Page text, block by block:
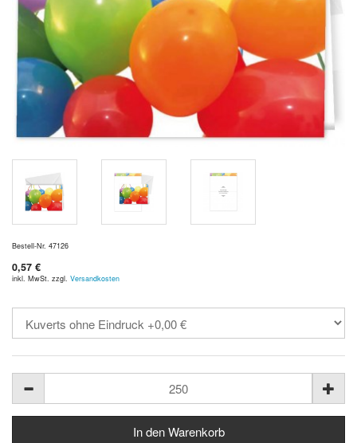
Bestell-Nr. 47126
0,57 €
inkl. MwSt. zzgl. Versandkosten